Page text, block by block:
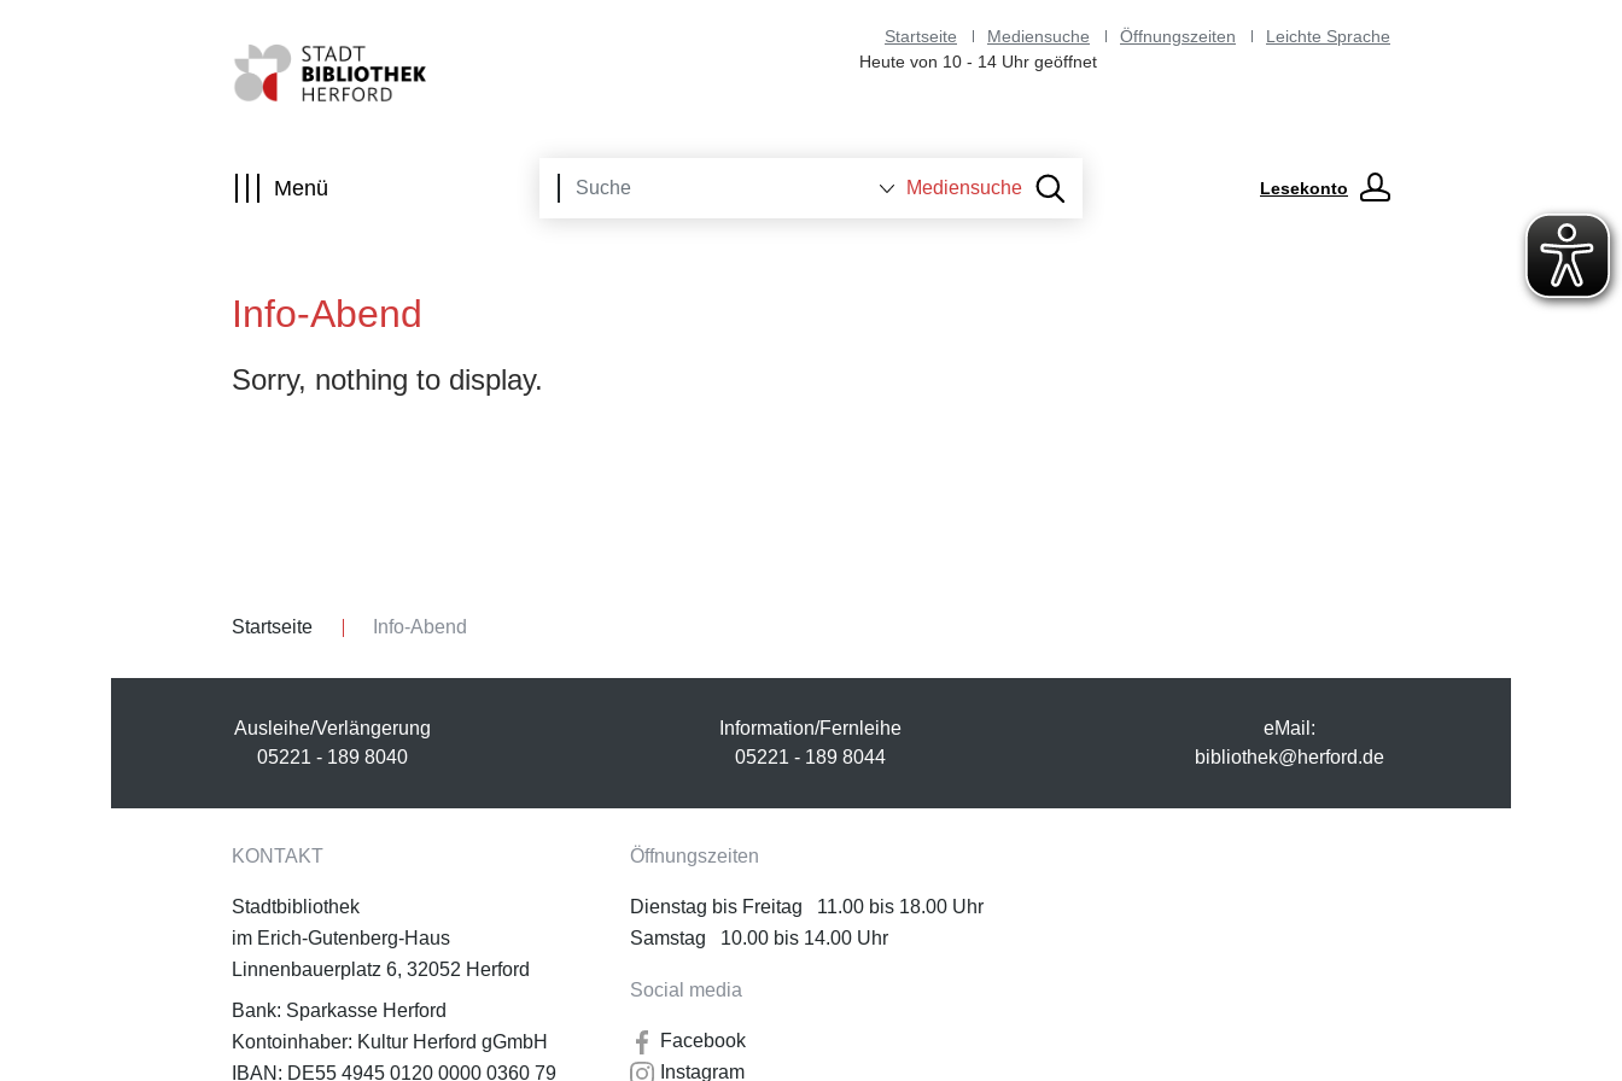
Startseite Mediensuche Öffnungszeiten
Leichte Sprache
Heute von 10 - 14 Uhr geöffnet
Menü Mediensuche Lesekonto
Info-Abend
Sorry, nothing to display.
Startseite Info-Abend
Ausleihe/Verlängerung
05221 - 189 8040
Information/Fernleihe
05221 - 189 8044
eMail:
bibliothek@herford.de
KONTAKT
Stadtbibliothek
im Erich-Gutenberg-Haus
Linnenbauerplatz 6, 32052 Herford
Bank: Sparkasse Herford
Kontoinhaber: Kultur Herford gGmbH
IBAN: DE55 4945 0120 0000 0360 79
Öffnungszeiten
Dienstag bis Freitag 11.00 bis 18.00 Uhr
Samstag 10.00 bis 14.00 Uhr
Social media
Facebook
Instagram